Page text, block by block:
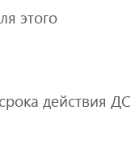
этого
действия ДС